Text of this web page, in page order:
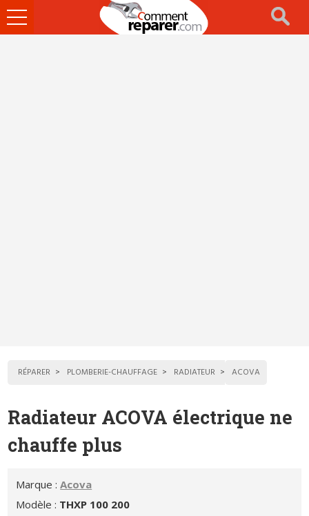
Ouvrir
le
RÉPARER PLOMBERIE-CHAUFFAGE RADIATEUR ACOVA
Radiateur ACOVA électrique ne
chauffe plus
Marque :Acova
Modèle : THXP 100 200